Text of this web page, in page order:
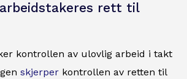
rett til
kontrollen av ulovlig arbeid i takt
skjerper kontrollen av retten til